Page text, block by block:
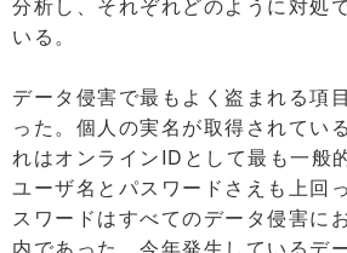
いる。
データ侵害で最もよく盗まれる項
った。個人の実名が取得されてい
れはオンラインIDとして最も一般
ユーザ名とパスワードさえも上回
スワードはすべてのデータ侵害に